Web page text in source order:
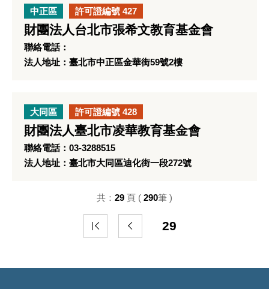
中正區 許可證編號 427
財團法人台北市張希文教育基金會
聯絡電話：
法人地址：臺北市中正區金華街59號2樓
大同區 許可證編號 428
財團法人臺北市凌華教育基金會
聯絡電話：03-3288515
法人地址：臺北市大同區迪化街一段272號
29
共： 29 頁 ( 290筆 )